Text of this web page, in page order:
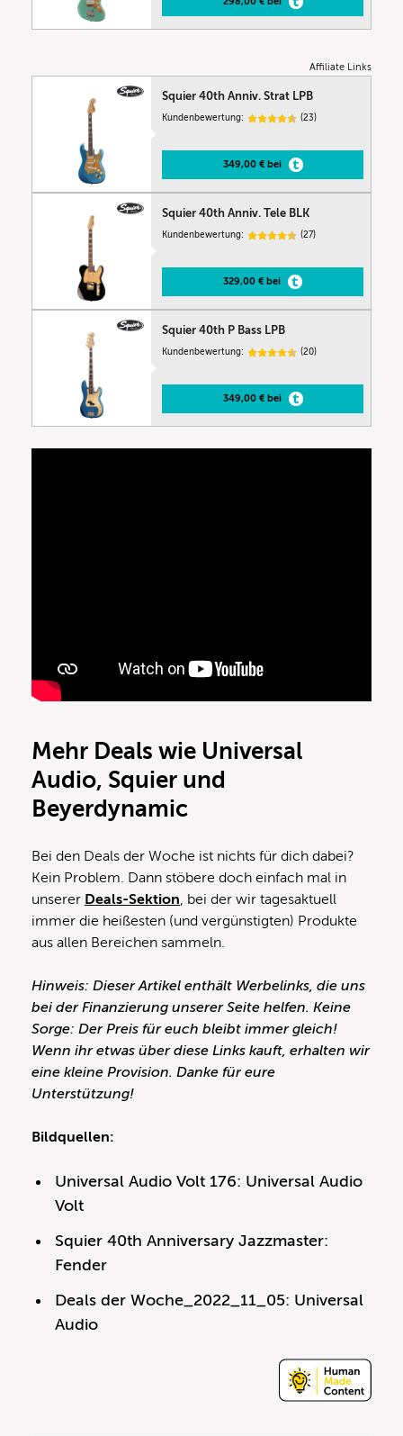
Affiliate Links
Squier 40th Anniv. Strat LPB
Kundenbewertung: (23)
349,00 € bei
Squier 40th Anniv. Tele BLK
Kundenbewertung: (27)
329,00 € bei
Squier 40th P Bass LPB
Kundenbewertung: (20)
349,00 € bei
Mehr Deals wie Universal
Audio, Squier und
Beyerdynamic
Bei den Deals der Woche ist nichts für dich dabei?
Kein Problem. Dann stöbere doch einfach mal in
unserer Deals-Sektion, bei der wir tagesaktuell
immer die heißesten (und vergünstigten) Produkte
aus allen Bereichen sammeln.
Hinweis: Dieser Artikel enthält Werbelinks, die uns
bei der Finanzierung unserer Seite helfen. Keine
Sorge: Der Preis für euch bleibt immer gleich!
Wenn ihr etwas über diese Links kauft, erhalten wir
eine kleine Provision. Danke für eure
Unterstützung!
Bildquellen:
Universal Audio Volt 176: Universal Audio
Volt
Squier 40th Anniversary Jazzmaster:
Fender
Deals der Woche_2022_11_05: Universal
Audio